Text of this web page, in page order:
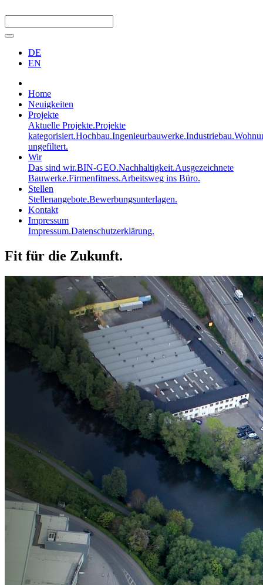
DE
EN
Home
Neuigkeiten
Projekte
Aktuelle Projekte.Projekte
kategorisiert.Hochbau.Ingenieurbauwerke.Industriebau.
ungefiltert.
Wir
Das sind wir.BIN-GEO.Nachhaltigkeit.Ausgezeichnete
Bauwerke.Firmenfitness.Arbeitsweg ins Büro.
Stellen
Stellenangebote.Bewerbungsunterlagen.
Kontakt
Impressum
Impressum.Datenschutzerklärung.
Fit für die Zukunft.